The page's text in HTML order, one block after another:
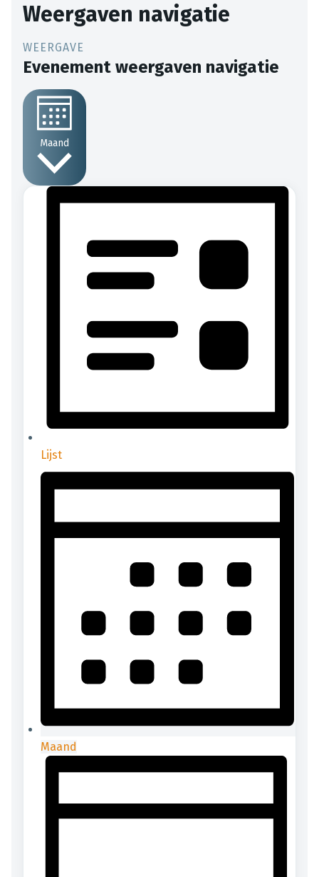
Weergaven navigatie
Evenement weergaven navigatie
Maand
Lijst
Maand